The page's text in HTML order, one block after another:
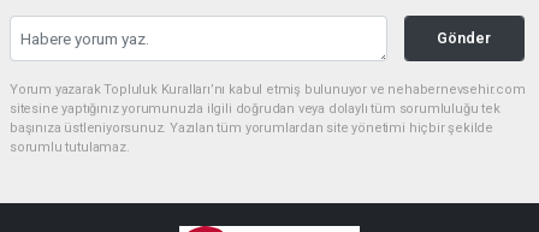
Gönder
Yorum yazarak Topluluk Kuralları’nı kabul etmiş bulunuyor ve nehabernevsehir.com
sitesine yaptığınız yorumunuzla ilgili doğrudan veya dolaylı tüm sorumluluğu tek
başınıza üstleniyorsunuz. Yazılan tüm yorumlardan site yönetimi hiçbir şekilde
sorumlu tutulamaz.